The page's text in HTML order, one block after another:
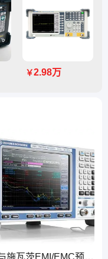
￥2.98万
罗德与施瓦茨EMI/EMC预测试接收机EMC-P1/EMC-P2